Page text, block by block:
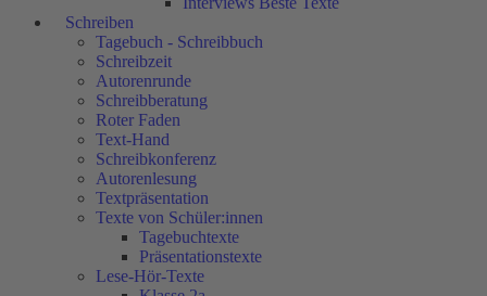
Schreiben
Tagebuch - Schreibbuch
Schreibzeit
Autorenrunde
Schreibberatung
Roter Faden
Text-Hand
Schreibkonferenz
Autorenlesung
Textpräsentation
Texte von Schüler:innen
Tagebuchtexte
Präsentationstexte
Lese-Hör-Texte